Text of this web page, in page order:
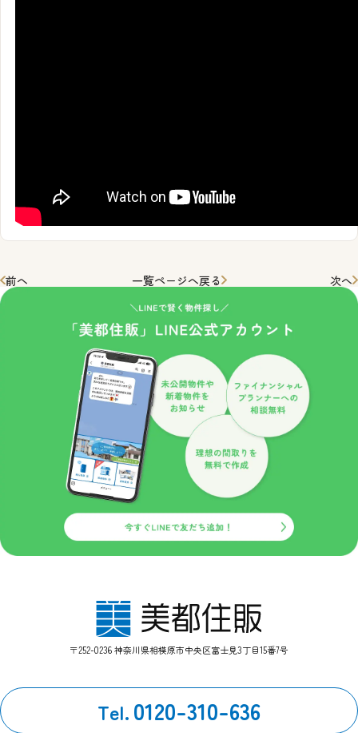
前へ 一覧ページへ戻る 次へ
〒252-0236 神奈川県相模原市中央区富士見3丁目15番7号
Tel. 0120-310-636